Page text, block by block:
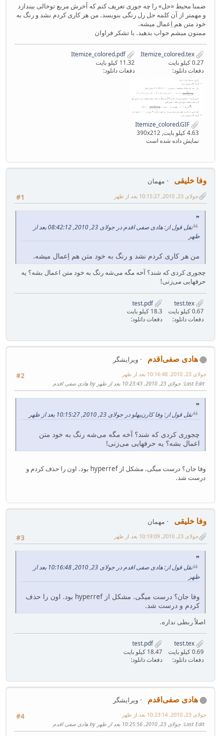
ضمنا محیط «حل» را چه جوری تعریف کنم که آخرش مربع توخالی بیندازد
و مهمتر از آن کلمه حل رل رنگی بنویسد. من هر کاری کردم نشد و رنگ به
خود متن هم اِعمال میشه.
ممنون میشم جواب بدهید. با تشکر فراوان
0.27 کیلو بایت
دفعات دانلود:
Itemize_colored.pdf
11.32 کیلو بایت
دفعات دانلود:
Itemize_colored.GIF
4.63 کیلو بایت, 390x212
نمایش داده شده است
وفا خلیقی
مهمان
#1
جولای 23, 2010, 10:15:27 بعد از ظهر
نقل قول از: هادی صفی اقدم در جولای 23, 2010, 08:42:12 بعد از
ظهر
من هر کاری کردم نشد و رنگ به خود متن هم اِعمال میشه.
چجوری کردی که شند؟ آخه مگه می‌شه رنگ به خود متن اعمال بشه؟ یه
حرفهایی می‌زنی!
0.67 کیلو بایت
دفعات دانلود:
test.pdf
18.3 کیلو بایت
دفعات دانلود:
هادی صفی‌اقدم
ویرایشگر
#2
جولای 23, 2010, 10:16:48 بعد از ظهر
Last Edit: جولای 23, 2010, 10:23:43 بعد از ظهر by هادی صفی اقدم
نقل قول از: وفا کارن‌پهلو در جولای 23, 2010, 10:15:27 بعد از ظهر
چجوری کردی که شند؟ آخه مگه می‌شه رنگ به خود متن
اعمال بشه؟ یه حرفهایی می‌زنی!
وفا جان؟ درست میگی. مشکل از hyperref بود. اون را حذف کردم و
درست شد.
وفا خلیقی
مهمان
#3
جولای 23, 2010, 10:19:09 بعد از ظهر
نقل قول از: هادی صفی اقدم در جولای 23, 2010, 10:16:48 بعد از
ظهر
وفا جان؟ درست میگی. مشکل از hyperref بود. اون را حذف
کردم و درست شد.
اصلاً ربطی نداره.
0.69 کیلو بایت
دفعات دانلود:
test.pdf
18.47 کیلو بایت
دفعات دانلود:
هادی صفی‌اقدم
ویرایشگر
#4
جولای 23, 2010, 10:23:14 بعد از ظهر
Last Edit: جولای 23, 2010, 10:25:56 بعد از ظهر by هادی صفی اقدم